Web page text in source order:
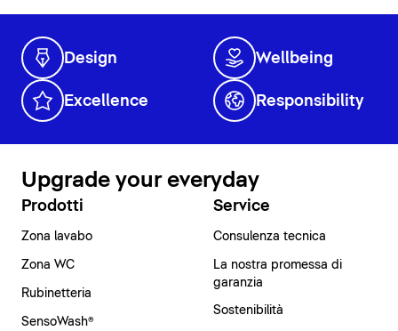
Design Wellbeing
Excellence Responsibility
Upgrade your everyday
Prodotti
Zona lavabo
Zona WC
Rubinetteria
SensoWash®
Service
Consulenza tecnica
La nostra promessa di
garanzia
Sostenibilità